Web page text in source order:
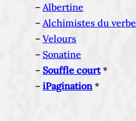
– Albertine
– Alchimistes du verbe
– Velours
– Sonatine
– Souffle court *
– iPagination*